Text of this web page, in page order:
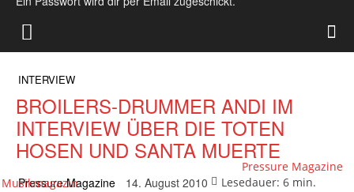
Pressure Magazine
Musikmagazin
INTERVIEW
BROILERS-DRUMMER ANDI IM
INTERVIEW ÜBER DIE TOTEN
HOSEN UND SANTA MUERTE
Pressure Magazine 14. August 2010 Lesedauer: 6 min.